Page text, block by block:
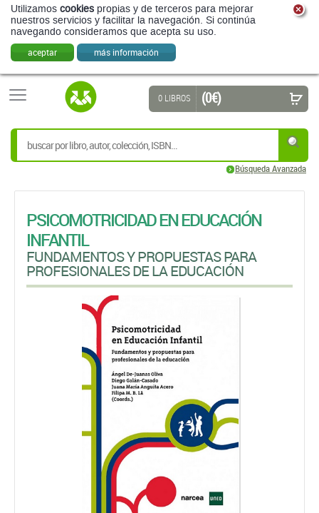
Utilizamos cookies propias y de terceros para mejorar
nuestros servicios y facilitar la navegación. Si continúa
navegando consideramos que acepta su uso.
aceptar más información
Búsqueda Avanzada
0 LIBROS (0 €)
PSICOMOTRICIDAD EN EDUCACIÓN
INFANTIL
FUNDAMENTOS Y PROPUESTAS PARA
PROFESIONALES DE LA EDUCACIÓN